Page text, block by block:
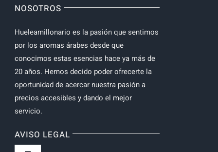
NOSOTROS
Hueleamillonario es la pasión que sentimos
por los aromas árabes desde que
conocimos estas esencias hace ya más de
20 años. Hemos decido poder ofrecerte la
oportunidad de acercar nuestra pasión a
precios accesibles y dando el mejor
servicio.
AVISO LEGAL